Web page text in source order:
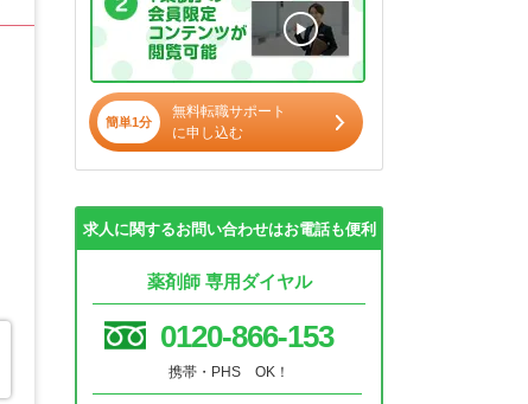
簡単1分
無料転職サポート
に申し込む
求人に関するお問い合わせはお電話も便利
薬剤師 専用ダイヤル
0120-866-153
携帯・PHS OK！